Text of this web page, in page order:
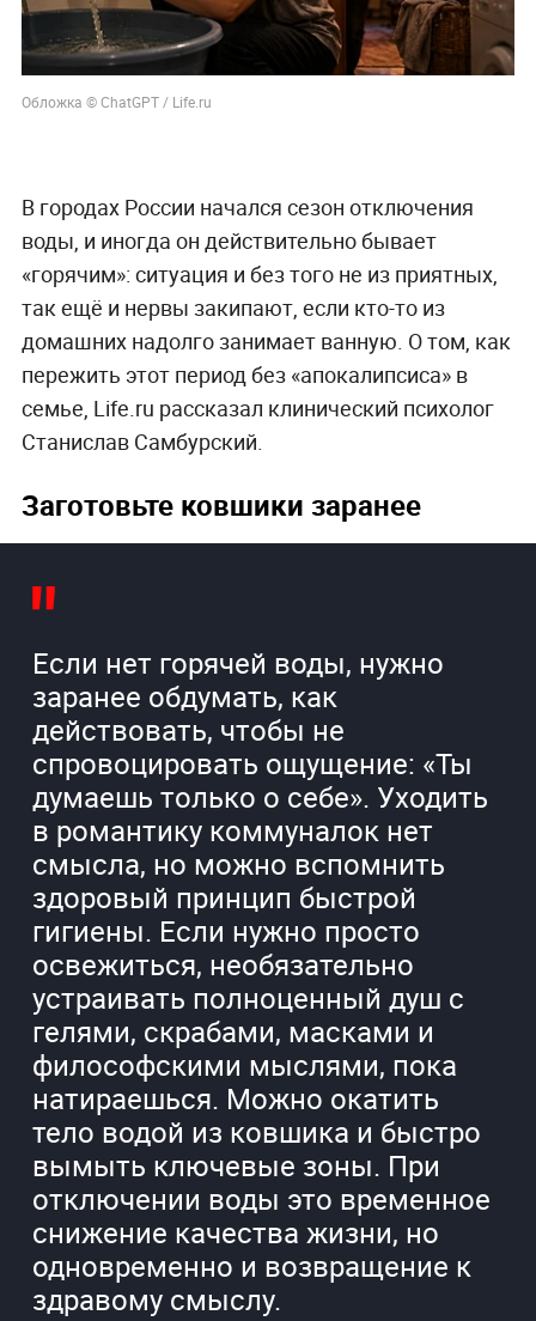
Обложка © ChatGPT / Life.ru
В городах России начался сезон отключения
воды, и иногда он действительно бывает
«горячим»: ситуация и без того не из приятных,
так ещё и нервы закипают, если кто-то из
домашних надолго занимает ванную. О том, как
пережить этот период без «апокалипсиса» в
семье, Life.ru рассказал клинический психолог
Станислав Самбурский.
Заготовьте ковшики заранее
Если нет горячей воды, нужно
заранее обдумать, как
действовать, чтобы не
спровоцировать ощущение: «Ты
думаешь только о себе». Уходить
в романтику коммуналок нет
смысла, но можно вспомнить
здоровый принцип быстрой
гигиены. Если нужно просто
освежиться, необязательно
устраивать полноценный душ с
гелями, скрабами, масками и
философскими мыслями, пока
натираешься. Можно окатить
тело водой из ковшика и быстро
вымыть ключевые зоны. При
отключении воды это временное
снижение качества жизни, но
одновременно и возвращение к
здравому смыслу.